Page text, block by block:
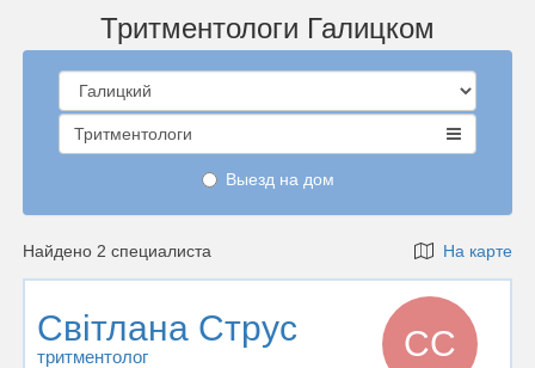
Тритментологи Галицком
Тритментологи
Выезд на дом
Найдено 2 специалиста На карте
Світлана Струс
тритментолог СС